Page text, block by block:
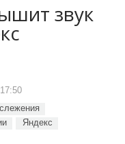
звук
Яндекс